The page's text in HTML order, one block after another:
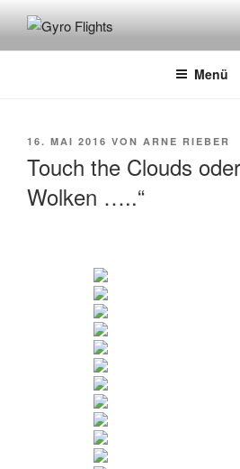
GYRO FLIGHTS
Rundflüge mit dem Gyrocopter
Menü
16. MAI 2016 VON ARNE RIEBER
Touch the Clouds
Wolken …..“